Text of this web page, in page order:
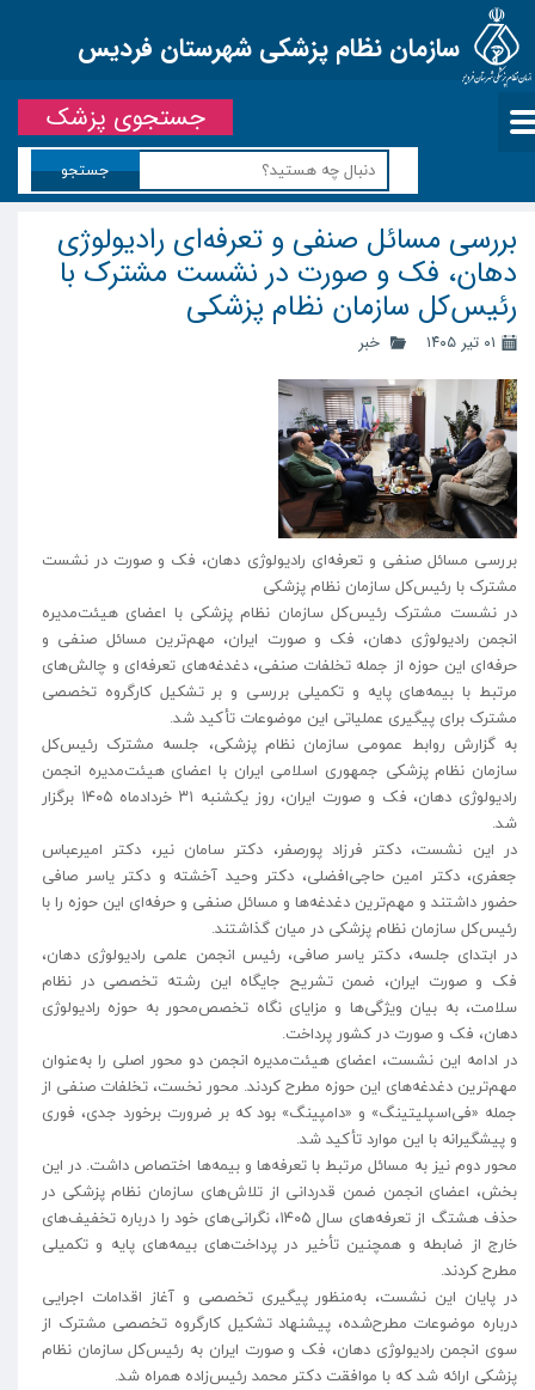
سازمان نظام پزشکی شهرستان فردیس
جستجو
جستجوی پزشک
بررسی مسائل صنفی و تعرفه‌ای رادیولوژی
دهان، فک و صورت در نشست مشترک با
رئیس‌کل سازمان نظام پزشکی
۰۱ تیر ۱۴۰۵ خبر
بررسی مسائل صنفی و تعرفه‌ای رادیولوژی دهان، فک و صورت در نشست
مشترک با رئیس‌کل سازمان نظام پزشکی
در نشست مشترک رئیس‌کل سازمان نظام پزشکی با اعضای هیئت‌مدیره
انجمن رادیولوژی دهان، فک و صورت ایران، مهم‌ترین مسائل صنفی و
حرفه‌ای این حوزه از جمله تخلفات صنفی، دغدغه‌های تعرفه‌ای و چالش‌های
مرتبط با بیمه‌های پایه و تکمیلی بررسی و بر تشکیل کارگروه تخصصی
مشترک برای پیگیری عملیاتی این موضوعات تأکید شد.
به گزارش روابط عمومی سازمان نظام پزشکی، جلسه مشترک رئیس‌کل
سازمان نظام پزشکی جمهوری اسلامی ایران با اعضای هیئت‌مدیره انجمن
رادیولوژی دهان، فک و صورت ایران، روز یکشنبه ۳۱ خردادماه ۱۴۰۵ برگزار
شد.
در این نشست، دکتر فرزاد پورصفر، دکتر سامان نیر، دکتر امیرعباس
جعفری، دکتر امین حاجی‌افضلی، دکتر وحید آخشته و دکتر یاسر صافی
حضور داشتند و مهم‌ترین دغدغه‌ها و مسائل صنفی و حرفه‌ای این حوزه را با
رئیس‌کل سازمان نظام پزشکی در میان گذاشتند.
در ابتدای جلسه، دکتر یاسر صافی، رئیس انجمن علمی رادیولوژی دهان،
فک و صورت ایران، ضمن تشریح جایگاه این رشته تخصصی در نظام
سلامت، به بیان ویژگی‌ها و مزایای نگاه تخصص‌محور به حوزه رادیولوژی
دهان، فک و صورت در کشور پرداخت.
در ادامه این نشست، اعضای هیئت‌مدیره انجمن دو محور اصلی را به‌عنوان
مهم‌ترین دغدغه‌های این حوزه مطرح کردند. محور نخست، تخلفات صنفی از
جمله «فی‌اسپلیتینگ» و «دامپینگ» بود که بر ضرورت برخورد جدی، فوری
و پیشگیرانه با این موارد تأکید شد.
محور دوم نیز به مسائل مرتبط با تعرفه‌ها و بیمه‌ها اختصاص داشت. در این
بخش، اعضای انجمن ضمن قدردانی از تلاش‌های سازمان نظام پزشکی در
حذف هشتگ از تعرفه‌های سال ۱۴۰۵، نگرانی‌های خود را درباره تخفیف‌های
خارج از ضابطه و همچنین تأخیر در پرداخت‌های بیمه‌های پایه و تکمیلی
مطرح کردند.
در پایان این نشست، به‌منظور پیگیری تخصصی و آغاز اقدامات اجرایی
درباره موضوعات مطرح‌شده، پیشنهاد تشکیل کارگروه تخصصی مشترک از
سوی انجمن رادیولوژی دهان، فک و صورت ایران به رئیس‌کل سازمان نظام
پزشکی ارائه شد که با موافقت دکتر محمد رئیس‌زاده همراه شد.